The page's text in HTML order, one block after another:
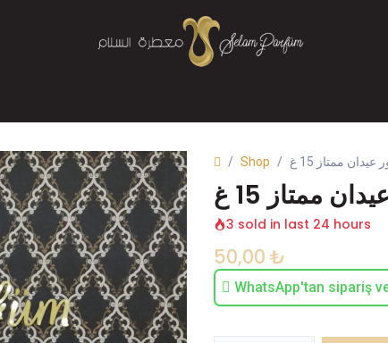
Shop عيدان ممتاز 15 غ
ممتاز 15 غ
3 sold in last 24 hours
50,00 ₺
WhatsApp'tan sipariş